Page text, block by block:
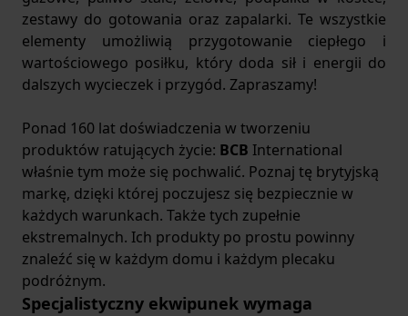
zestawy do gotowania oraz zapalarki. Te wszystkie
elementy umożliwią przygotowanie ciepłego i
wartościowego posiłku, który doda sił i energii do
dalszych wycieczek i przygód. Zapraszamy!
Ponad 160 lat doświadczenia w tworzeniu
produktów ratujących życie: BCB International
właśnie tym może się pochwalić. Poznaj tę brytyjską
markę, dzięki której poczujesz się bezpiecznie w
każdych warunkach. Także tych zupełnie
ekstremalnych. Ich produkty po prostu powinny
znaleźć się w każdym domu i każdym plecaku
podróżnym.
Specjalistyczny ekwipunek wymaga